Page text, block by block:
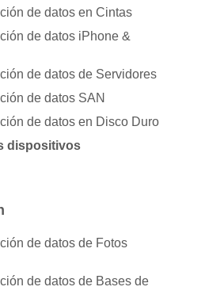
de datos en Cintas
de datos iPhone &
de datos de Servidores
de datos SAN
de datos en Disco Duro
dispositivos
de datos de Fotos
de datos de Bases de